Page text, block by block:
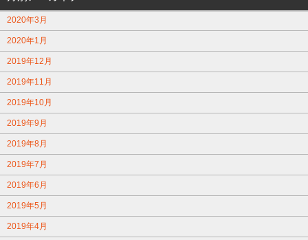
2020年3月
2020年1月
2019年12月
2019年11月
2019年10月
2019年9月
2019年8月
2019年7月
2019年6月
2019年5月
2019年4月